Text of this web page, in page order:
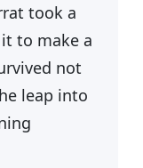
took a
to make a
not
leap into